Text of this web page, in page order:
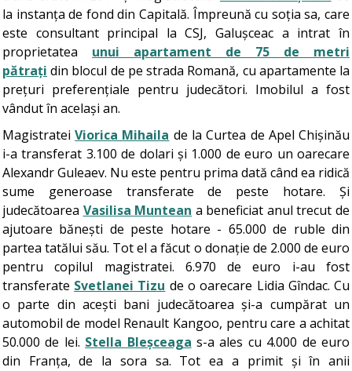
la instanța de fond din Capitală. Împreună cu soția sa, care
este consultant principal la CSJ, Galușceac a intrat în
proprietatea unui apartament de 75 de metri
pătrați din blocul de pe strada Romană, cu apartamente la
prețuri preferențiale pentru judecători. Imobilul a fost
vândut în același an.
MagistrateiViorica Mihaila de la Curtea de Apel Chișinău
i-a transferat 3.100 de dolari și 1.000 de euro un oarecare
Alexandr Guleaev. Nu este pentru prima dată când ea ridică
sume generoase transferate de peste hotare. Și
judecătoarea Vasilisa Muntean a beneficiat anul trecut de
ajutoare bănești de peste hotare - 65.000 de ruble din
partea tatălui său. Tot el a făcut o donație de 2.000 de euro
pentru copilul magistratei. 6.970 de euro i-au fost
transferate Svetlanei Tizu de o oarecare Lidia Gîndac. Cu
o parte din acești bani judecătoarea și-a cumpărat un
automobil de model Renault Kangoo, pentru care a achitat
50.000 de lei. Stella Bleșceaga s-a ales cu 4.000 de euro
din Franța, de la sora sa. Tot ea a primit și în anii